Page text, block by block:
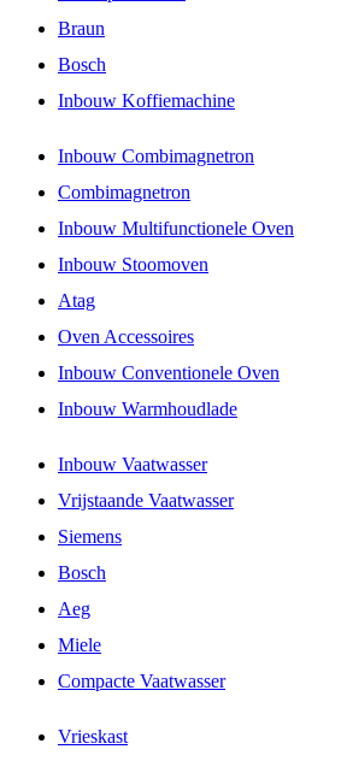
Braun
Bosch
Inbouw Koffiemachine
Inbouw Combimagnetron
Combimagnetron
Inbouw Multifunctionele Oven
Inbouw Stoomoven
Atag
Oven Accessoires
Inbouw Conventionele Oven
Inbouw Warmhoudlade
Inbouw Vaatwasser
Vrijstaande Vaatwasser
Siemens
Bosch
Aeg
Miele
Compacte Vaatwasser
Vrieskast